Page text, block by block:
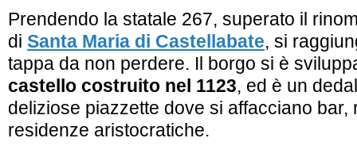
Prendendo la statale 267, superato il
di Santa Maria di Castellabate, si
tappa da non perdere. Il borgo si è
castello costruito nel 1123, ed è un
deliziose piazzette dove si affacciano bar,
residenze aristocratiche.